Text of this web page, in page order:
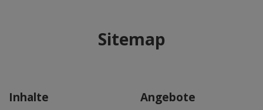
Apr 2027
Mai 2027
Sitemap
Inhalte Angebote